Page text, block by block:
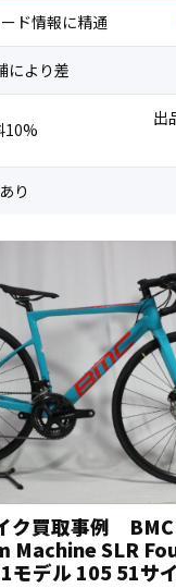
ド情報に精通
により差
10%
出
り
ク買取事例 BMC
Machine SLR
モデル 105 51サ